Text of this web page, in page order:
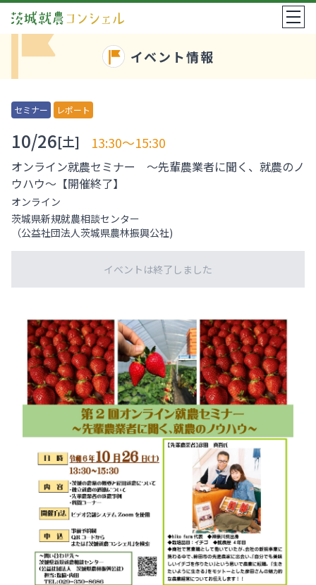
イベント情報
セミナー レポート
10/26[土] 13:30～15:30
オンライン就農セミナー ～先輩農業者に聞く、就農のノ
ウハウ～【開催終了】
オンライン
茨城県新規就農相談センター
（公益社団法人茨城県農林振興公社)
イベントは終了しました